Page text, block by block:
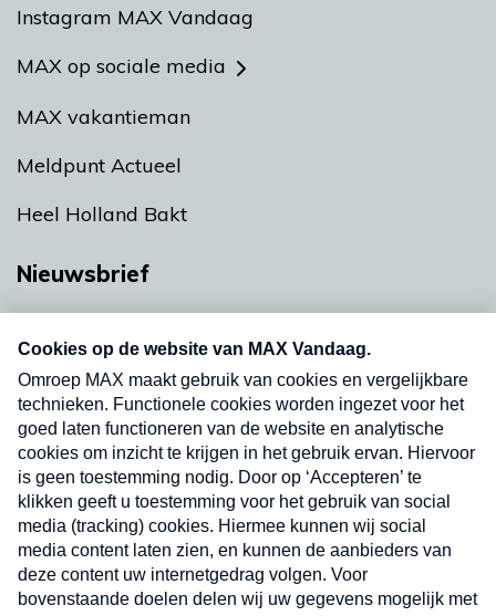
Instagram MAX Vandaag
MAX op sociale media
MAX vakantieman
Meldpunt Actueel
Heel Holland Bakt
Nieuwsbrief
nieuwsbrief. Elke vrijdag- en dinsdagochtend in
uw mailbox.
Verzend